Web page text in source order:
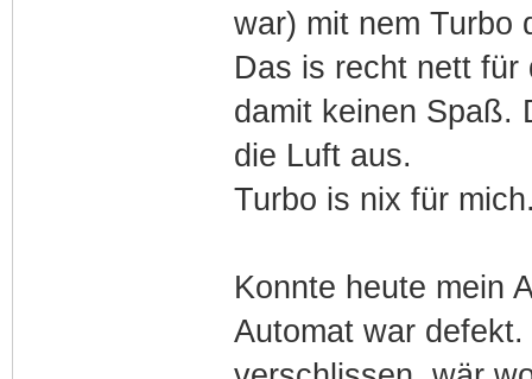
war) mit nem Turbo
Das is recht nett für
damit keinen Spaß.
die Luft aus.
Turbo is nix für
Konnte heute mein
Automat war